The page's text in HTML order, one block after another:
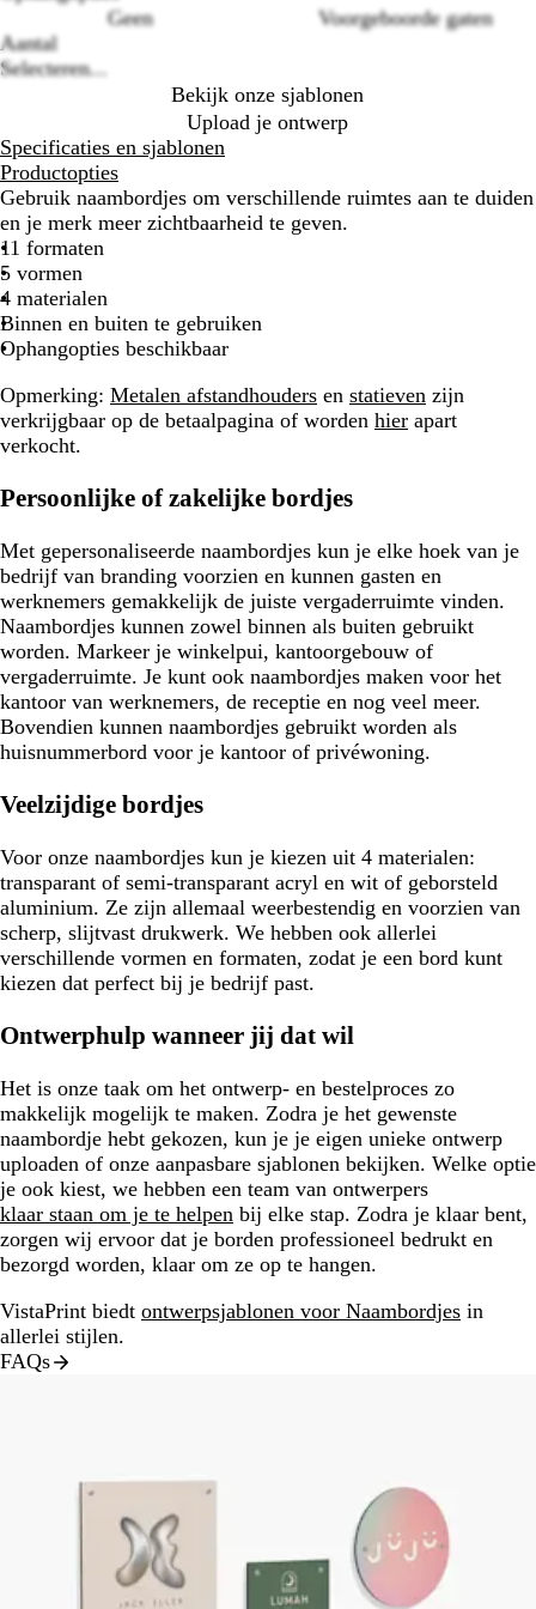
Geen
Voorgeboorde gaten
Aantal
Selecteren...
Bekijk onze sjablonen
Upload je ontwerp
Specificaties en sjablonen
Productopties
Gebruik naambordjes om verschillende ruimtes aan te duiden
en je merk meer zichtbaarheid te geven.
11 formaten
5 vormen
4 materialen
Binnen en buiten te gebruiken
Ophangopties beschikbaar
Opmerking: Metalen afstandhouders en statieven zijn
verkrijgbaar op de betaalpagina of worden hier apart
verkocht.
Persoonlijke of zakelijke bordjes
Met gepersonaliseerde naambordjes kun je elke hoek van je
bedrijf van branding voorzien en kunnen gasten en
werknemers gemakkelijk de juiste vergaderruimte vinden.
Naambordjes kunnen zowel binnen als buiten gebruikt
worden. Markeer je winkelpui, kantoorgebouw of
vergaderruimte. Je kunt ook naambordjes maken voor het
kantoor van werknemers, de receptie en nog veel meer.
Bovendien kunnen naambordjes gebruikt worden als
huisnummerbord voor je kantoor of privéwoning.
Veelzijdige bordjes
Voor onze naambordjes kun je kiezen uit 4 materialen:
transparant of semi-transparant acryl en wit of geborsteld
aluminium. Ze zijn allemaal weerbestendig en voorzien van
scherp, slijtvast drukwerk. We hebben ook allerlei
verschillende vormen en formaten, zodat je een bord kunt
kiezen dat perfect bij je bedrijf past.
Ontwerphulp wanneer jij dat wil
Het is onze taak om het ontwerp- en bestelproces zo
makkelijk mogelijk te maken. Zodra je het gewenste
naambordje hebt gekozen, kun je je eigen unieke ontwerp
uploaden of onze aanpasbare sjablonen bekijken. Welke optie
je ook kiest, we hebben een team van ontwerpers
klaar staan om je te helpen bij elke stap. Zodra je klaar bent,
zorgen wij ervoor dat je borden professioneel bedrukt en
bezorgd worden, klaar om ze op te hangen.
VistaPrint biedt ontwerpsjablonen voor Naambordjes in
allerlei stijlen.
FAQs